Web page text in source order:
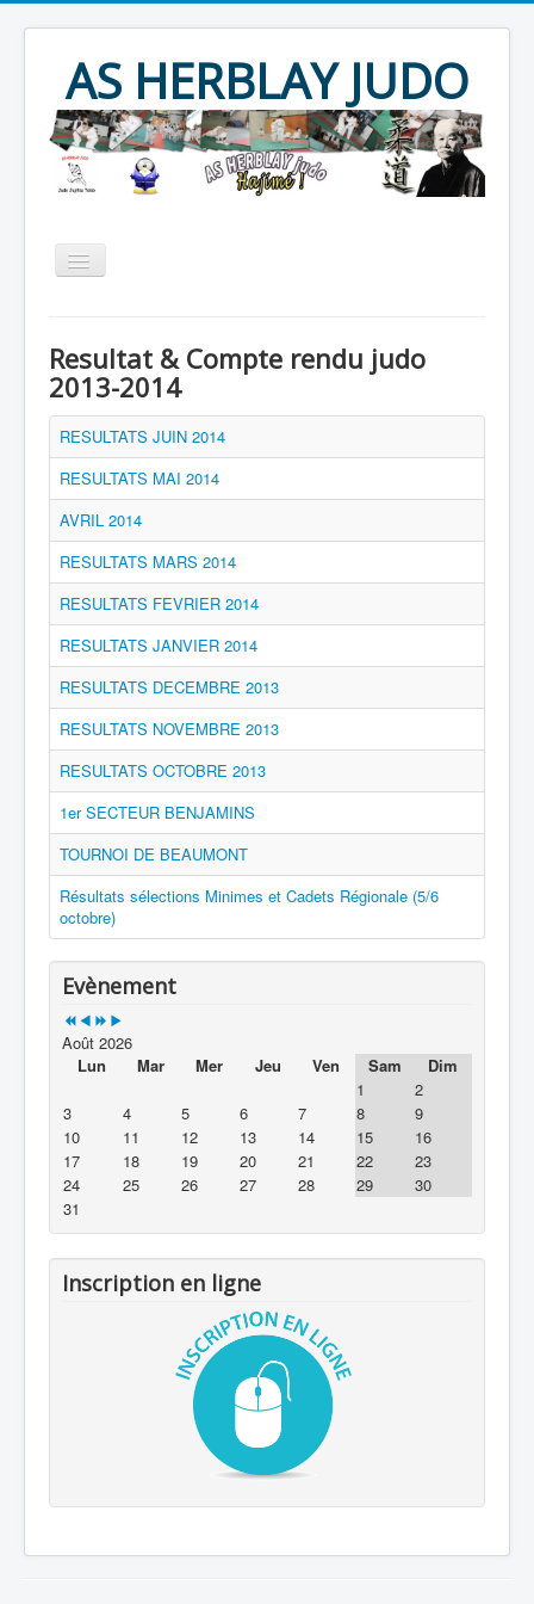
AS HERBLAY JUDO
JUDO
JU JITSU
TAÏSO
Evènements
Archives
Produits divers
Contact
Resultat & Compte rendu judo
2013-2014
RESULTATS JUIN 2014
RESULTATS MAI 2014
AVRIL 2014
RESULTATS MARS 2014
RESULTATS FEVRIER 2014
RESULTATS JANVIER 2014
RESULTATS DECEMBRE 2013
RESULTATS NOVEMBRE 2013
RESULTATS OCTOBRE 2013
1er SECTEUR BENJAMINS
TOURNOI DE BEAUMONT
Résultats sélections Minimes et Cadets Régionale (5/6
octobre)
Evènement
Août 2026
Lun
Mar Mer Jeu Ven Sam
Dim
1
2
3
4 5 6 7 8
9
10
11 12 13 14 15
16
17
18 19 20 21 22
23
24
25 26 27 28 29
30
31
Inscription en ligne